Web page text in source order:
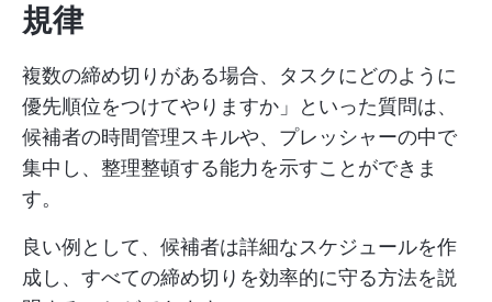
規律
複数の締め切りがある場合、タスクにどのように
優先順位をつけてやりますか」といった質問は、
候補者の時間管理スキルや、プレッシャーの中で
集中し、整理整頓する能力を示すことができま
す。
良い例として、候補者は詳細なスケジュールを作
成し、すべての締め切りを効率的に守る方法を説